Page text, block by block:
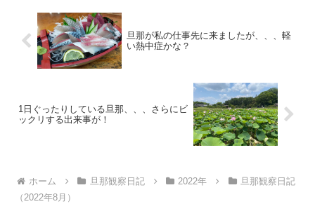
旦那が私の仕事先に来ましたが、、、軽
い熱中症かな？
1日ぐったりしている旦那、、、さらにビ
ックリする出来事が！
ホーム 旦那観察日記 2022年
旦那観察日記
（2022年8月）